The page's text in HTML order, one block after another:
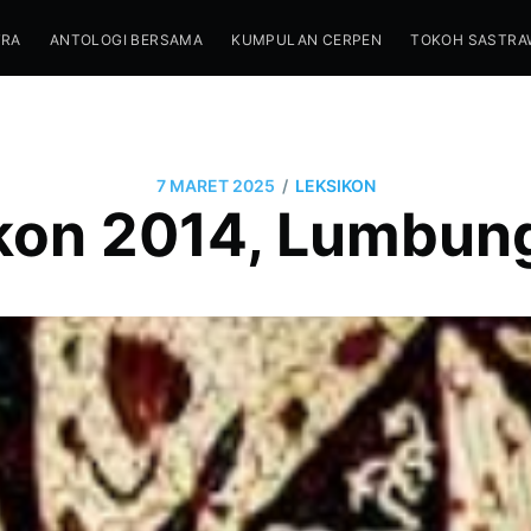
ANTOLOGI BERSAMA KUMPULAN CERPEN TOKOH
7 MARET 2025 / LEKSIKON
2014,